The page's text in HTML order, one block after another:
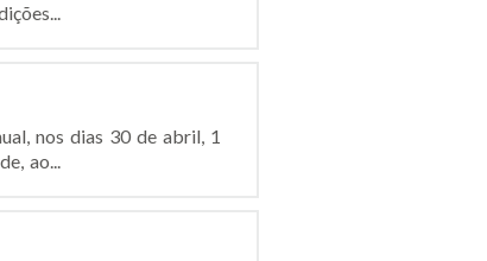
nos dias 30 de abril, 1
ao...